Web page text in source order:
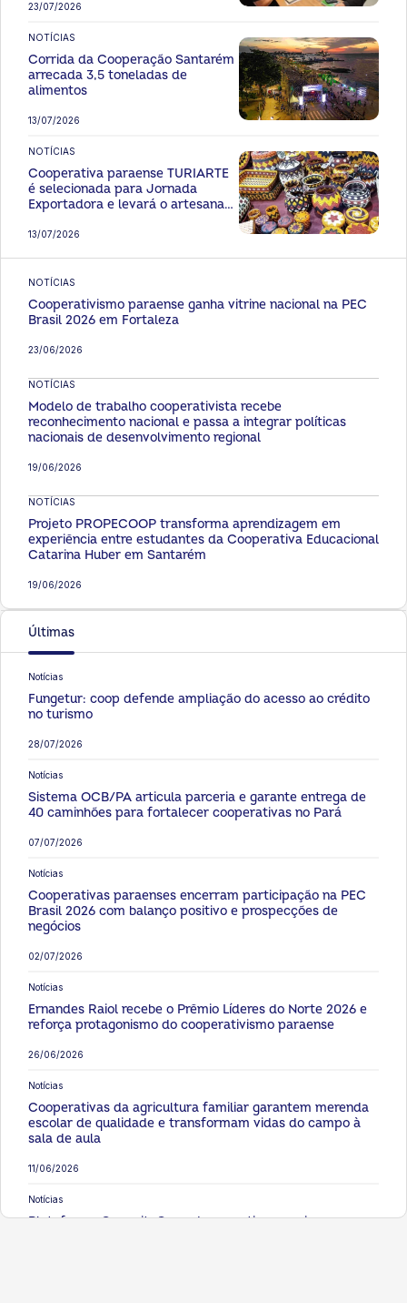
23/07/2026
NOTÍCIAS
13/07/2026
Corrida da Cooperação Santarém
arrecada 3,5 toneladas de
alimentos
NOTÍCIAS
13/07/2026
Cooperativa paraense TURIARTE
é selecionada para Jornada
Exportadora e levará o artesanato
NOTÍCIAS
23/06/2026
Cooperativismo paraense ganha vitrine nacional na PEC
Brasil 2026 em Fortaleza
NOTÍCIAS
19/06/2026
Modelo de trabalho cooperativista recebe
reconhecimento nacional e passa a integrar políticas
nacionais de desenvolvimento regional
NOTÍCIAS
19/06/2026
Projeto PROPECOOP transforma aprendizagem em
experiência entre estudantes da Cooperativa Educacional
Catarina Huber em Santarém
Últimas
Notícias
28/07/2026
Fungetur: coop defende ampliação do acesso ao crédito
no turismo
Notícias
07/07/2026
Sistema OCB/PA articula parceria e garante entrega de
40 caminhões para fortalecer cooperativas no Pará
Notícias
02/07/2026
Cooperativas paraenses encerram participação na PEC
Brasil 2026 com balanço positivo e prospecções de
negócios
Notícias
26/06/2026
Ernandes Raiol recebe o Prêmio Líderes do Norte 2026 e
reforça protagonismo do cooperativismo paraense
Notícias
11/06/2026
Cooperativas da agricultura familiar garantem merenda
escolar de qualidade e transformam vidas do campo à
sala de aula
Notícias
Plataforma CapacitaCoop democratiza o ensino e